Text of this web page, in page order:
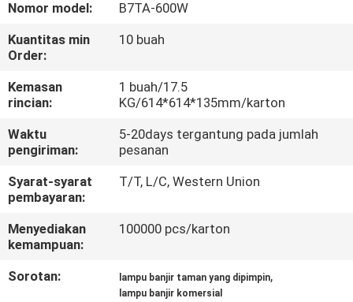
KONTROL
KUALITAS
KAMI
BERITA
KASUS
Nomor model:
B7TA-600W
Kuantitas min
Order:
10 buah
Kemasan
rincian:
1 buah/17.5
KG/614*614*135mm/karton
Waktu
pengiriman:
5-20days tergantung pada jumlah
pesanan
Syarat-syarat
pembayaran:
T/T, L/C, Western Union
Menyediakan
kemampuan:
100000 pcs/karton
Sorotan: lampu banjir taman yang dipimpin,
lampu banjir komersial